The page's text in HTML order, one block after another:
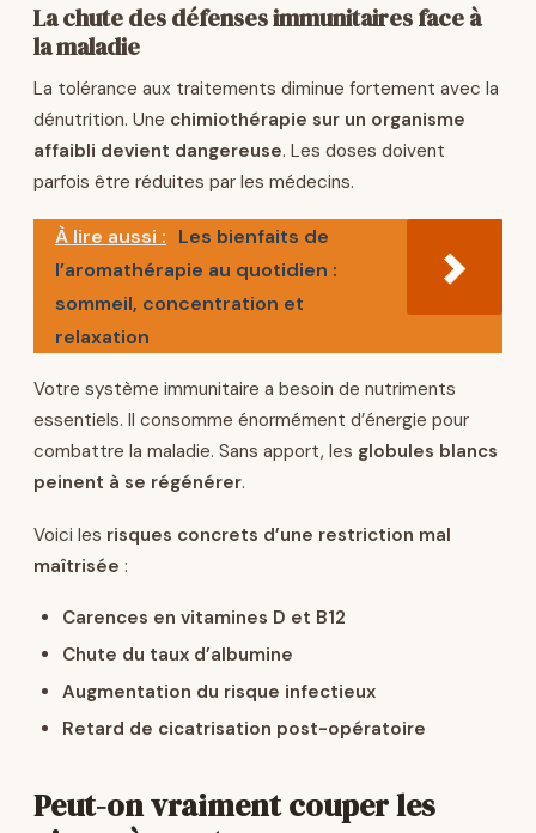
La chute des défenses immunitaires face à
la maladie
La tolérance aux traitements diminue fortement avec la
dénutrition. Une chimiothérapie sur un organisme
affaibli devient dangereuse. Les doses doivent
parfois être réduites par les médecins.
À lire aussi : Les bienfaits de
l’aromathérapie au quotidien :
sommeil, concentration et
relaxation
Votre système immunitaire a besoin de nutriments
essentiels. Il consomme énormément d’énergie pour
combattre la maladie. Sans apport, les globules blancs
peinent à se régénérer.
Voici les risques concrets d’une restriction mal
maîtrisée :
Carences en vitamines D et B12
Chute du taux d’albumine
Augmentation du risque infectieux
Retard de cicatrisation post-opératoire
Peut-on vraiment couper les